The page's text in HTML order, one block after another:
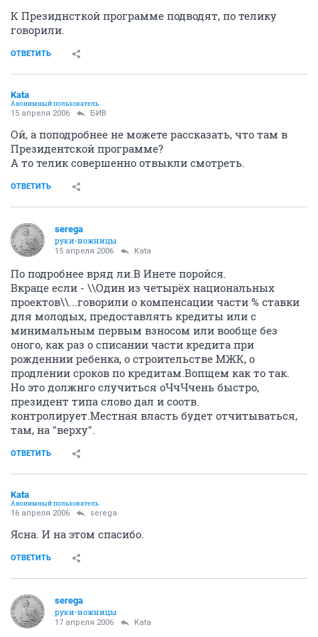
К Президнсткой программе подводят, по телику
говорили.
ОТВЕТИТЬ
Kata
Анонимный пользователь
15 апреля 2006 БИВ
Ой, а поподробнее не можете рассказать, что там в
Президентской программе?
А то телик совершенно отвыкли смотреть.
ОТВЕТИТЬ
serega
руки-ножницы
15 апреля 2006 Kata
По подробнее вряд ли.В Инете поройся.
Вкраце если - \\Один из четырёх национальных
проектов\\...говорили о компенсации части % ставки
для молодых, предоставлять кредиты или с
минимальным первым взносом или вообще без
оного, как раз о списании части кредита при
рожденнии ребенка, о строительстве МЖК, о
продлении сроков по кредитам.Вопщем как то так.
Но это должнго случиться оЧчЧчень быстро,
президент типа слово дал и соотв.
контролирует.Местная власть будет отчитываться,
там, на "верху".
ОТВЕТИТЬ
Kata
Анонимный пользователь
16 апреля 2006 serega
Ясна. И на этом спасибо.
ОТВЕТИТЬ
serega
руки-ножницы
17 апреля 2006 Kata